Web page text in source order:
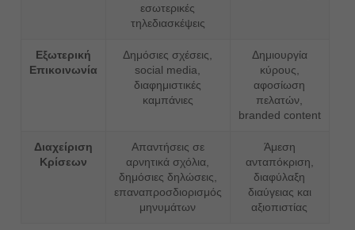
εσωτερικές
τηλεδιασκέψεις
Εξωτερική
Επικοινωνία
Δημόσιες σχέσεις,
social media,
διαφημιστικές
καμπάνιες
Δημιουργία
κύρους,
αφοσίωση
πελατών,
branded content
Διαχείριση
Κρίσεων
Απαντήσεις σε
αρνητικά σχόλια,
δημόσιες δηλώσεις,
επαναπροσδιορισμός
μηνυμάτων
Άμεση
ανταπόκριση,
διαφύλαξη
διαύγειας και
αξιοπιστίας